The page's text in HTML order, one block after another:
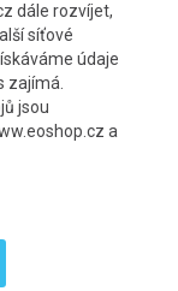
dále rozvíjet,
síťové
údaje
zajímá.
jsou
a